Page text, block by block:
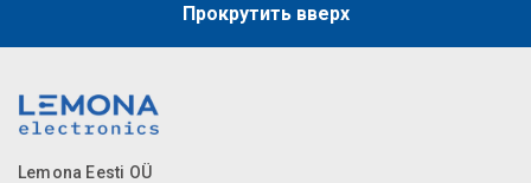
Прокрутить вверх
Lemona Eesti OÜ